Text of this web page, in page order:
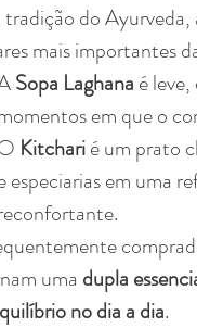
tradição do
mais importantes
Sopa Laghana é
em que o
Kitcharié um prato
especiarias em uma
uma dupla
no dia a dia.